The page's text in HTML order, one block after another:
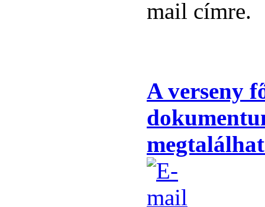
mail címre.
A verseny